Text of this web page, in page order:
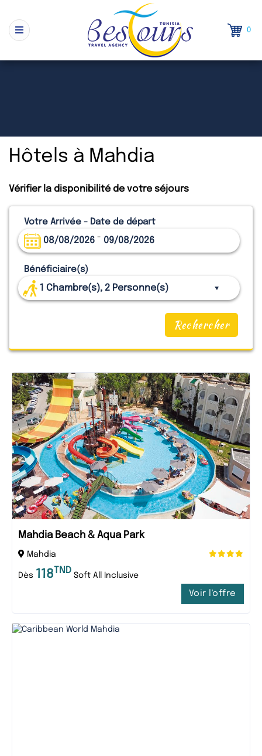
0
Hôtels à Mahdia
Vérifier la disponibilité de votre séjours
Votre Arrivée - Date de départ
08/08/2026 - 09/08/2026
Bénéficiaire(s)
1 Chambre(s), 2 Personne(s)
Rechercher
Mahdia Beach & Aqua Park
Mahdia
Dès 118 TND Soft All Inclusive
Voir l'offre